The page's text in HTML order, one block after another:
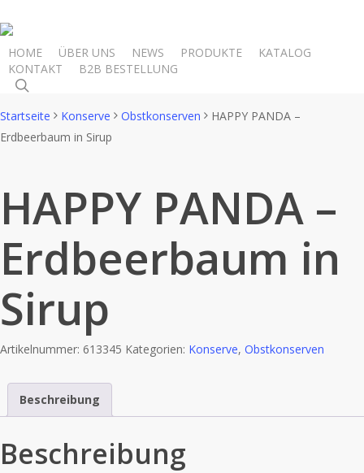
to
main
content
HOME ÜBER UNS NEWS PRODUKTE
KATALOG
KONTAKT
B2B BESTELLUNG
Startseite Konserve Obstkonserven
HAPPY PANDA –
Erdbeerbaum in Sirup
HAPPY PANDA –
Erdbeerbaum in
Sirup
Artikelnummer: 613345 Kategorien: Konserve, Obstkonserven
Beschreibung
Beschreibung